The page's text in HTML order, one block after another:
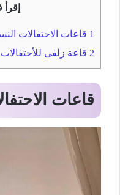
1 قاعات الاحتفالات
2 قاعة زلفى للأحتفالات
قاعات